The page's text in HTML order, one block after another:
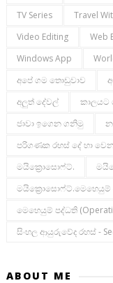
TV Series
Travel
Video Editing
Web
Windows App
අපේ ගම තොඩුවාව
අලුත් දේවල්
කාලයට
ජාවා ඉගෙන ගනිමු
පරිගණක රහස් දේ හා
මයික්‍රොසොෆ්ට්.
මයික්‍රොසොෆ්ට්.මෙහෙයුම්
මෙහෙයුම් පද්ධති
සිංහල ආයුරුවේද රහස් -
ABOUT ME